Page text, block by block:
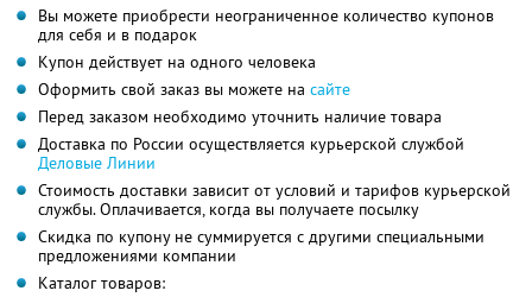
Вы можете приобрести неограниченное количество купонов
для себя и в подарок
Купон действует на одного человека
Оформить свой заказ вы можете на сайте
Перед заказом необходимо уточнить наличие товара
Доставка по России осуществляется курьерской службой
Деловые Линии
Стоимость доставки зависит от условий и тарифов курьерской
службы. Оплачивается, когда вы получаете посылку
Скидка по купону не суммируется с другими специальными
предложениями компании
Каталог товаров: